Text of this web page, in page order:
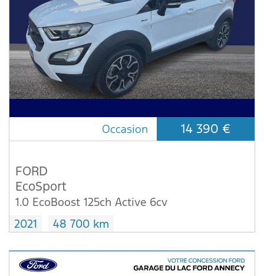
Occasion 14 390 €
FORD
EcoSport
1.0 EcoBoost 125ch Active 6cv
2021
48 700 km